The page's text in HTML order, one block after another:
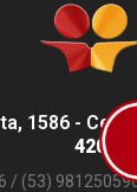
1586 -
420
/ (53)